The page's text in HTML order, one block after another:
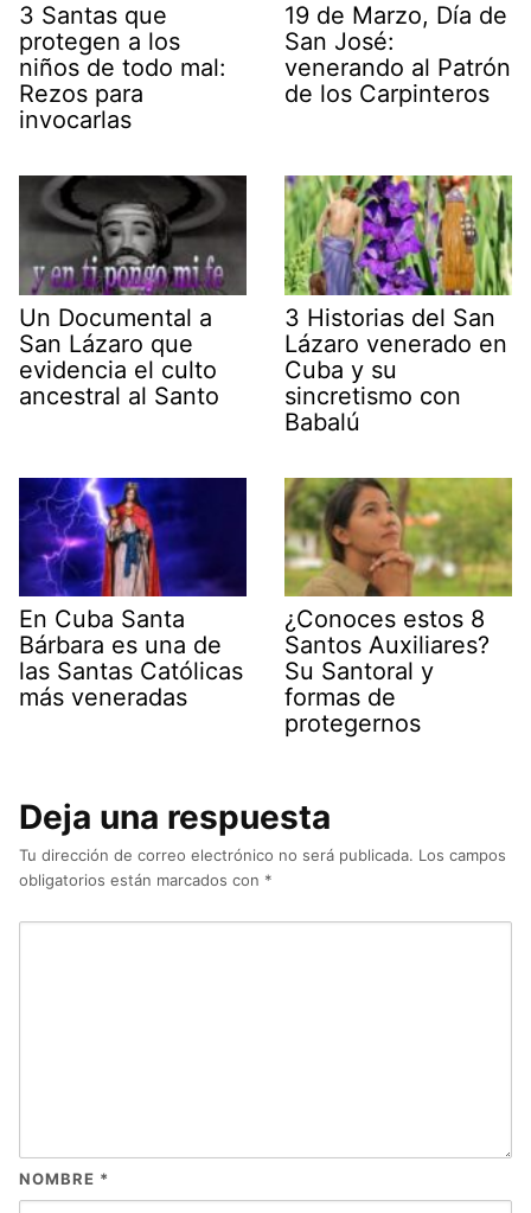
3 Santas que
protegen a los
niños de todo mal:
Rezos para
invocarlas
19 de Marzo, Día de
San José:
venerando al Patrón
de los Carpinteros
Un Documental a
San Lázaro que
evidencia el culto
ancestral al Santo
3 Historias del San
Lázaro venerado en
Cuba y su
sincretismo con
Babalú
En Cuba Santa
Bárbara es una de
las Santas Católicas
más veneradas
¿Conoces estos 8
Santos Auxiliares?
Su Santoral y
formas de
protegernos
Deja una respuesta
Tu dirección de correo electrónico no será publicada. Los campos
obligatorios están marcados con *
NOMBRE *